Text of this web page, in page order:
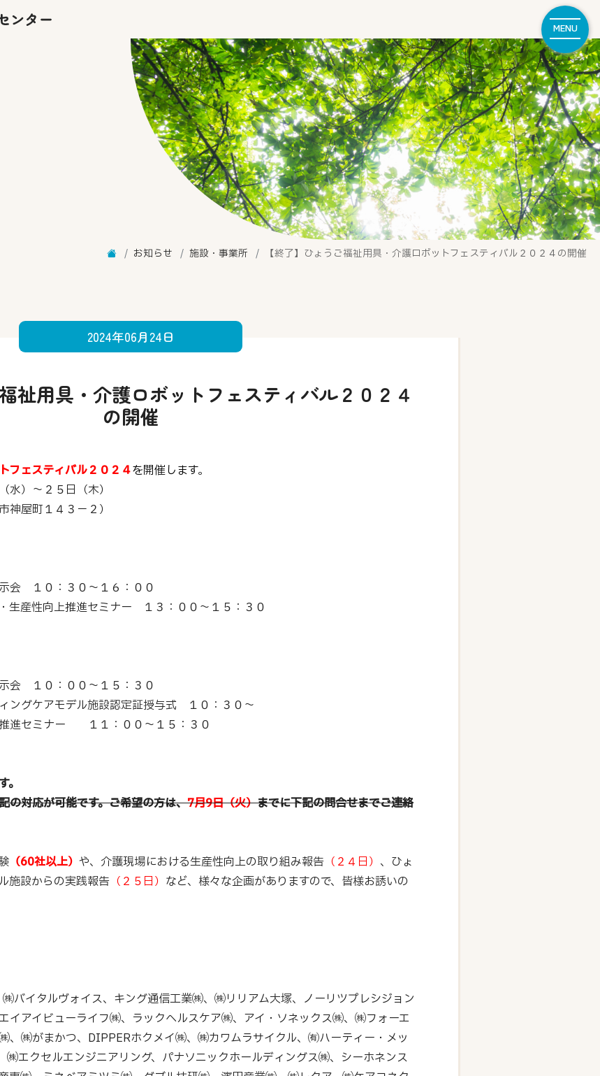
MENU
お知らせ 施設・事業所 【終了】ひょうご福祉用具・介護ロボットフェスティバル２０２４の開催
2024年06月24日
祉用具・介護ロボットフェスティバル２０２４
の開催
フェスティバル２０２４を開催します。
水）～２５日（木）
神屋町１４３−２）
会 １０：３０～１６：００
生産性向上推進セミナー １３：００～１５：３０
会 １０：００～１５：３０
ングケアモデル施設認定証授与式 １０：３０～
進セミナー １１：００～１５：３０
の対応が可能です。ご希望の方は、7月9日（火）までに下記の問合せまでご連絡
（60社以上） や、介護現場における生産性向上の取り組み報告 （２４日） 、ひょ
施設からの実践報告 （２５日） など、様々な企画がありますので、皆様お誘いの
バイタルヴォイス、キング通信工業㈱、㈱リリアム大塚、ノーリツプレシジョン
イアイビューライフ㈱、ラックヘルスケア㈱、アイ・ソネックス㈱、㈱フォーエ
㈱がまかつ、DIPPERホクメイ㈱、㈱カワムラサイクル、㈲ハーティー・メッ
㈱エクセルエンジニアリング、パナソニックホールディングス㈱、シーホネンス